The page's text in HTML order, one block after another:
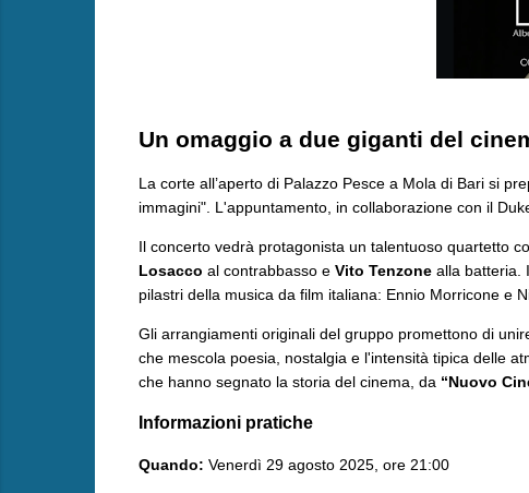
Un omaggio a due giganti del
La corte all’aperto di Palazzo Pesce a Mola di Bari si
immagini". L'appuntamento, in collaborazione con il
​Il concerto vedrà protagonista un talentuoso quartetto
Losacco al contrabbasso e Vito Tenzonealla batteria.
pilastri della musica da film italiana: Ennio Morricone e
​Gli arrangiamenti originali del gruppo promettono di
che mescola poesia, nostalgia e l'intensità tipica delle
che hanno segnato la storia del cinema, da “Nuovo
​Informazioni pratiche
Quando: Venerdì 29 agosto 2025, ore 21:00